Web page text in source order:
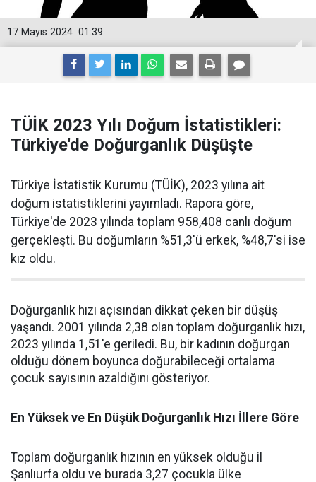
01:39
17 Mayıs 2024
TÜİK 2023 Yılı Doğum İstatistikleri:
Türkiye'de Doğurganlık Düşüşte
Türkiye İstatistik Kurumu (TÜİK), 2023 yılına ait
doğum istatistiklerini yayımladı. Rapora göre,
Türkiye'de 2023 yılında toplam 958,408 canlı doğum
gerçekleşti. Bu doğumların %51,3'ü erkek, %48,7'si ise
kız oldu.
Doğurganlık hızı açısından dikkat çeken bir düşüş
yaşandı. 2001 yılında 2,38 olan toplam doğurganlık hızı,
2023 yılında 1,51'e geriledi. Bu, bir kadının doğurgan
olduğu dönem boyunca doğurabileceği ortalama
çocuk sayısının azaldığını gösteriyor.
En Yüksek ve En Düşük Doğurganlık Hızı İllere Göre
Toplam doğurganlık hızının en yüksek olduğu il
Şanlıurfa oldu ve burada 3,27 çocukla ülke